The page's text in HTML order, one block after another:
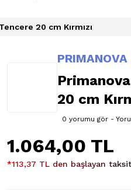
20 cm Kırmızı
PRIMANOVA
20 cm
0 yorumu gör -
1.064,00 TL
*113,37 TL den başlayan